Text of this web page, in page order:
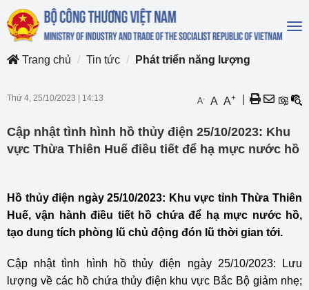
Trang chủ
Tin tức Phát triển năng lượng
Thứ 4, 25/10/2023 14:13 A- A A+
Cập nhật tình hình hồ thủy điện 25/10/2023: Khu
vực Thừa Thiên Huế điều tiết để hạ mực nước hồ
Hồ thủy điện ngày 25/10/2023: Khu vực tỉnh Thừa Thiên
Huế, vận hành điều tiết hồ chứa để hạ mực nước hồ,
tạo dung tích phòng lũ chủ động đón lũ thời gian tới.
Cập nhật tình hình hồ thủy điện ngày 25/10/2023: Lưu
lượng về các hồ chứa thủy điện khu vực Bắc Bộ giảm nhẹ;